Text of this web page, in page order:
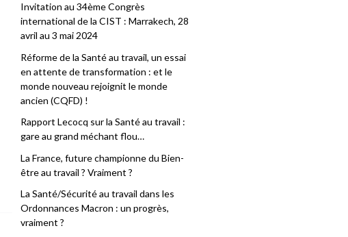
Invitation au 34ème Congrès
international de la CIST : Marrakech, 28
avril au 3 mai 2024
Réforme de la Santé au travail, un essai
en attente de transformation : et le
monde nouveau rejoignit le monde
ancien (CQFD) !
Rapport Lecocq sur la Santé au travail :
gare au grand méchant flou…
La France, future championne du Bien-
être au travail ? Vraiment ?
La Santé/Sécurité au travail dans les
Ordonnances Macron : un progrès,
vraiment ?